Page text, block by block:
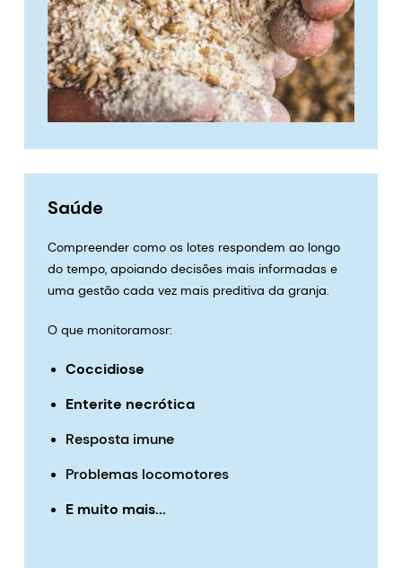
Saúde
Compreender como os lotes respondem ao longo
do tempo, apoiando decisões mais informadas e
uma gestão cada vez mais preditiva da granja.
O que monitoramosr:
Coccidiose
Enterite necrótica
Resposta imune
Problemas locomotores
E muito mais...